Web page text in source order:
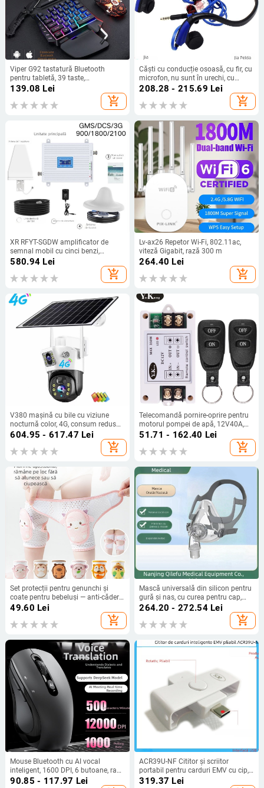
Viper G92 tastatură Bluetooth
pentru tabletă, 39 taste,
impermeabilă, Crater Architecture –
convertor pentru tron
139.08 Lei
add_shopping_cart
Căști cu conducție osoasă, cu fir, cu
microfon, nu sunt în urechi, cu
agățare pentru ureche, confortabile
208.28 - 215.69 Lei
add_shopping_cart
XR RFYT-SGDW amplificator de
semnal mobil cu cinci benzi,
850/900/1800/2100/2600 MHz,
greutate 0,8 kg
580.94 Lei
add_shopping_cart
Lv-ax26 Repetor Wi-Fi, 802.11ac,
viteză Gigabit, rază 300 m
264.40 Lei
add_shopping_cart
V380 mașină cu bile cu viziune
nocturnă color, 4G, consum redus
de energie, monitor solar, cameră de
supraveghere wireless wifi cu două
lentile, monitor solar cu consum
604.95 - 617.47 Lei
add_shopping_cart
Telecomandă pornire-oprire pentru
motorul pompei de apă, 12V40A,
350W, putere mare, curent mare,
51.71 - 162.40 Lei
add_shopping_cart
Set protecții pentru genunchi și
coate pentru bebeluși — anti-cădere,
reglabil, plasă ușoară de vară,
meargă
49.60 Lei
add_shopping_cart
Mască universală din silicon pentru
gură și nas, cu curea pentru cap,
confortabilă
264.20 - 272.54Lei
add_shopping_cart
Mouse Bluetooth cu AI vocal
inteligent, 1600 DPI, 6 butoane, rază
10 m, 2.4G/Bluetooth, încărcare în
90.85 - 117.97 Lei
ACR39U-NF Cititor și scriitor
portabil pentru carduri EMV cu cip,
USB-C
319.37 Lei